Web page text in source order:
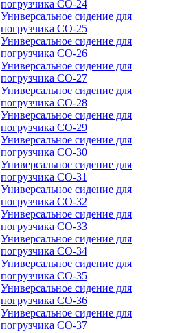
погрузчика CO-24
Универсальное сидение для
погрузчика CO-25
Универсальное сидение для
погрузчика CO-26
Универсальное сидение для
погрузчика CO-27
Универсальное сидение для
погрузчика CO-28
Универсальное сидение для
погрузчика CO-29
Универсальное сидение для
погрузчика CO-30
Универсальное сидение для
погрузчика CO-31
Универсальное сидение для
погрузчика CO-32
Универсальное сидение для
погрузчика CO-33
Универсальное сидение для
погрузчика CO-34
Универсальное сидение для
погрузчика CO-35
Универсальное сидение для
погрузчика CO-36
Универсальное сидение для
погрузчика CO-37